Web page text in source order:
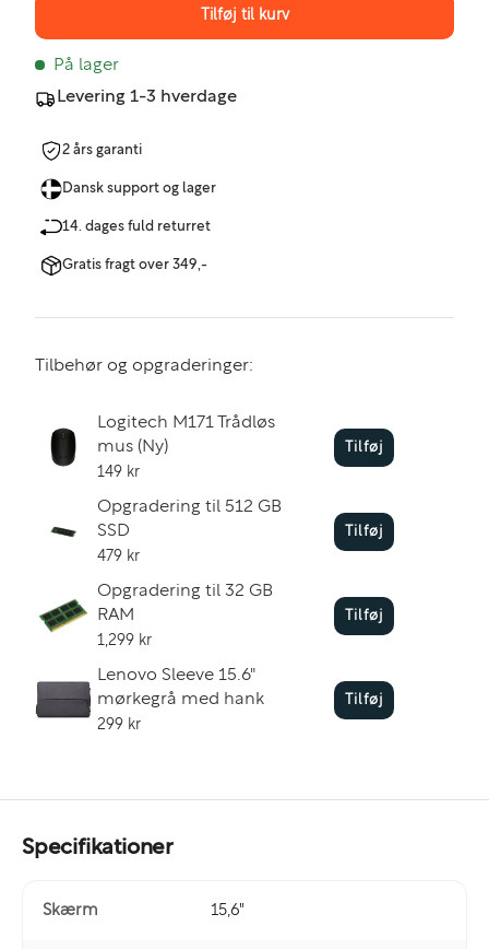
Tilføj til kurv
På lager
Levering 1-3 hverdage
2 års garanti
Dansk support og lager
14. dages fuld returret
Gratis fragt over 349,-
Tilbehør og opgraderinger:
Logitech M171 Trådløs
mus (Ny)
149 kr
Tilføj
Opgradering til 512 GB
SSD
479 kr
Tilføj
Opgradering til 32 GB
RAM
1,299 kr
Tilføj
Lenovo Sleeve 15.6"
mørkegrå med hank
299 kr
Tilføj
Specifikationer
Skærm 15,6"